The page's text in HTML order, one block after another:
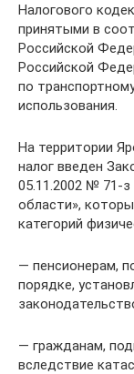
Налогового
принятыми в
Российской
Российской
по
использования.
На территории
налог введен
05.11.2002 № 71-з
области»,
категорий
— пенсионерам,
порядке,
— гражданам,
вследствие